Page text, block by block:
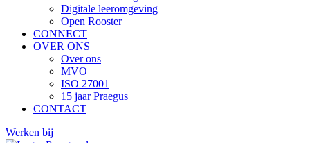
Digitale leeromgeving
Open Rooster
CONNECT
OVER ONS
Over ons
MVO
ISO 27001
15 jaar Praegus
CONTACT
Werken bij